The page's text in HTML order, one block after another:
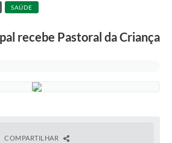
SAÚDE
recebe Pastoral da Criança
COMPARTILHAR